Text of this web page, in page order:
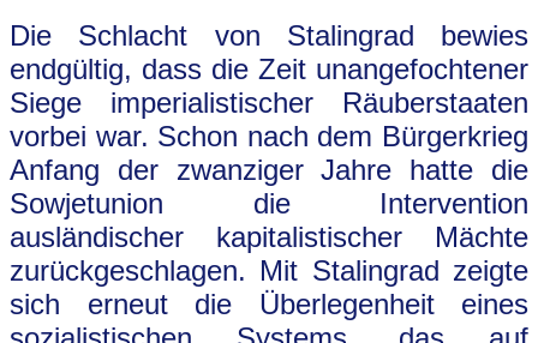
Die Schlacht von Stalingrad bewies
endgültig, dass die Zeit unangefochtener
Siege imperialistischer Räuberstaaten
vorbei war. Schon nach dem Bürgerkrieg
Anfang der zwanziger Jahre hatte die
Sowjetunion die Intervention
ausländischer kapitalistischer Mächte
zurückgeschlagen. Mit Stalingrad zeigte
sich erneut die Überlegenheit eines